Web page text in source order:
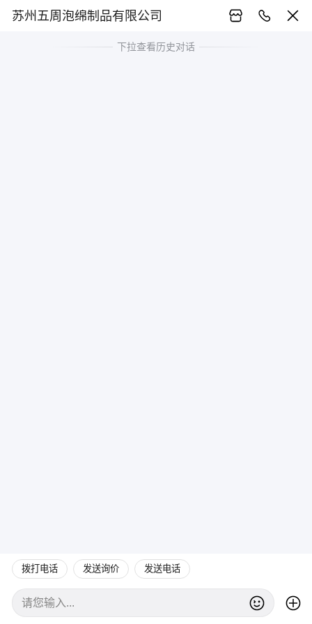
苏州五周泡绵制品有限公司
下拉查看历史对话
拨打电话 发送询价 发送电话